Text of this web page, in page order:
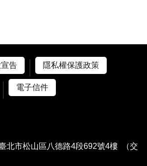
告
隱私權保護政策
電子信件
市松山區八德路4段692號4樓
（交